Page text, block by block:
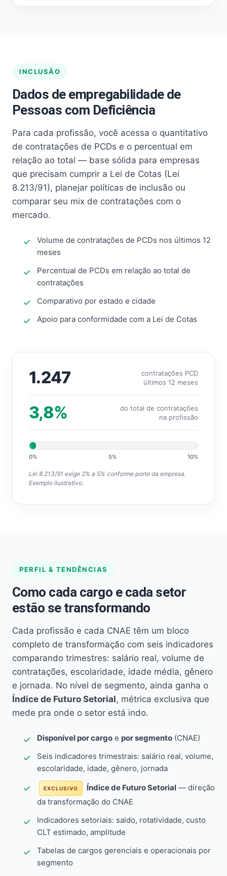
INCLUSÃO
Dados de empregabilidade de
Pessoas com Deficiência
Para cada profissão, você acessa o quantitativo
de contratações de PCDs e o percentual em
relação ao total — base sólida para empresas
que precisam cumprir a Lei de Cotas (Lei
8.213/91), planejar políticas de inclusão ou
comparar seu mix de contratações com o
mercado.
Volume de contratações de PCDs nos últimos 12
meses
Percentual de PCDs em relação ao total de
contratações
Comparativo por estado e cidade
Apoio para conformidade com a Lei de Cotas
1.247
contratações PCD
últimos 12 meses
3,8%
do total de contratações
na profissão
0% 5% 10%
Lei 8.213/91 exige 2% a 5% conforme porte da empresa.
Exemplo ilustrativo.
PERFIL & TENDÊNCIAS
Como cada cargo e cada setor
estão se transformando
Cada profissão e cada CNAE têm um bloco
completo de transformação com seis indicadores
comparando trimestres: salário real, volume de
contratações, escolaridade, idade média, gênero
e jornada. No nível de segmento, ainda ganha o
Índice de Futuro Setorial, métrica exclusiva que
mede pra onde o setor está indo.
Disponível por cargo e por segmento (CNAE)
Seis indicadores trimestrais: salário real, volume,
escolaridade, idade, gênero, jornada
EXCLUSIVO Índice de Futuro Setorial — direção
da transformação do CNAE
Indicadores setoriais: saldo, rotatividade, custo
CLT estimado, amplitude
Tabelas de cargos gerenciais e operacionais por
segmento